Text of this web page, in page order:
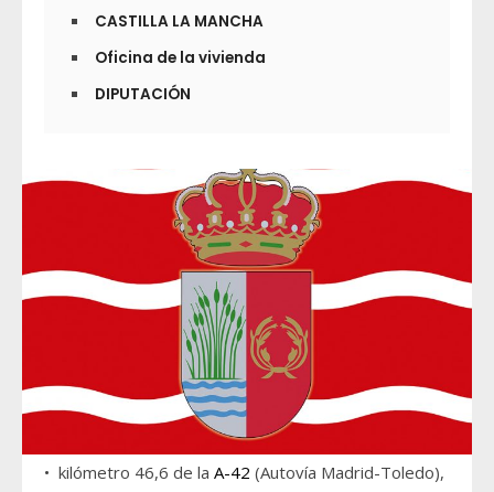
CASTILLA LA MANCHA
Oficina de la vivienda
DIPUTACIÓN
• kilómetro 46,6 de la A-42 (Autovía Madrid-Toledo),